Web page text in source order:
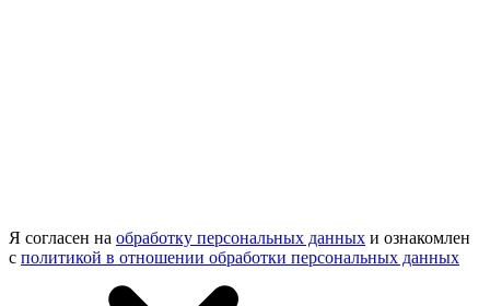
Я согласен на обработку персональных данных и ознакомлен
с политикой в отношении обработки персональных данных